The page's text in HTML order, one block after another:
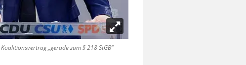
„gerade zum § 218 StGB“